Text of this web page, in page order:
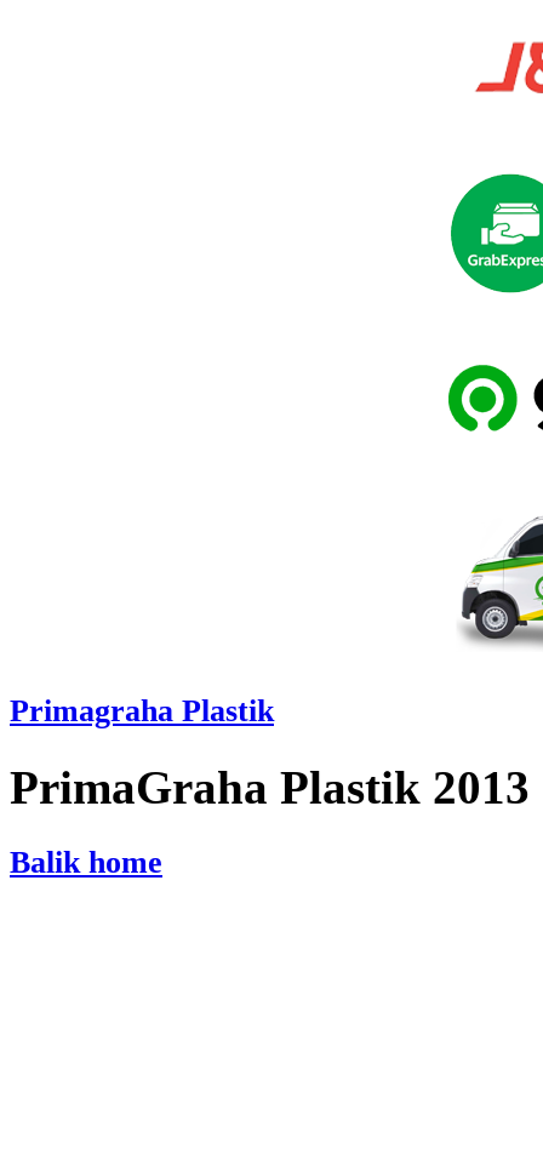
Primagraha Plastik
PrimaGraha Plastik 2013
Balik home